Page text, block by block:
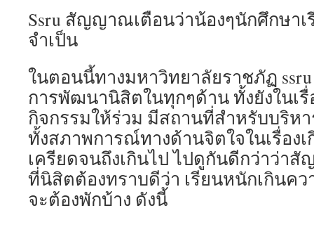
Ssru สัญญาณเตือนว่าน้องๆนักศึกษา
จำเป็น
ในตอนนี้ทางมหาวิทยาลัยราชภัฏ
การพัฒนานิสิตในทุกๆด้าน ทั้งยังในเรื่
กิจกรรมให้ร่วม มีสถานที่สำหรับบริห
ทั้งสภาพการณ์ทางด้านจิตใจในเรื่องเ
เครียดจนถึงเกินไป ไปดูกันดีกว่าว่า
ที่นิสิตต้องทราบดีว่า เรียนหนักเกินคว
จะต้องพักบ้าง ดังนี้